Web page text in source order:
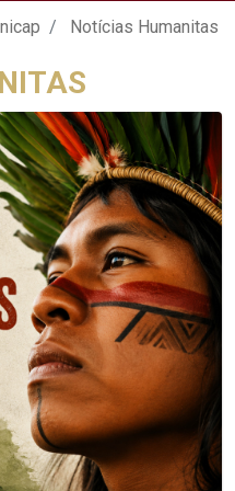
UnicapNotícias Humanitas